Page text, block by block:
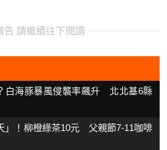
告 請繼續往下閱讀
白海豚暴風侵襲率飆升 北北基6縣
」！柳橙綠茶10元 父親節7-11咖啡